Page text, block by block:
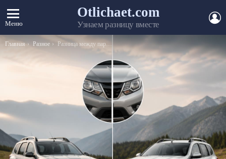
Меню
Otlichaet.com
Узнаем разницу вместе
Вы здесь:
Главная Разное Разница между парикмахерской и салоном красоты